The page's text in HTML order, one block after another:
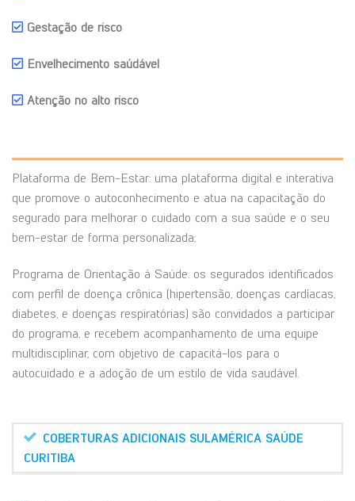
Gestação de risco
Envelhecimento saúdável
Atenção no alto risco
Plataforma de Bem-Estar: uma plataforma digital e interativa
que promove o autoconhecimento e atua na capacitação do
segurado para melhorar o cuidado com a sua saúde e o seu
bem-estar de forma personalizada;
Programa de Orientação à Saúde: os segurados identificados
com perfil de doença crônica (hipertensão, doenças cardíacas,
diabetes, e doenças respiratórias) são convidados a participar
do programa, e recebem acompanhamento de uma equipe
multidisciplinar, com objetivo de capacitá-los para o
autocuidado e a adoção de um estilo de vida saudável.
COBERTURAS ADICIONAIS SULAMÉRICA SAÚDE
CURITIBA